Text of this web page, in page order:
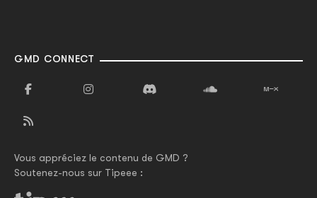
GMD CONNECT
Vous appréciez le contenu de GMD ?
Soutenez-nous sur Tipeee :